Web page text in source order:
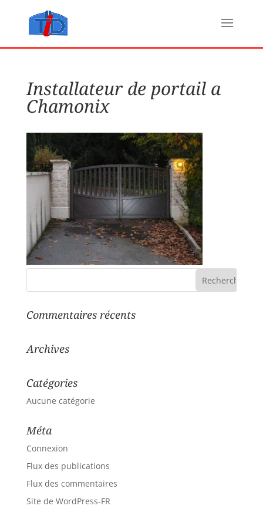
Installateur de portail a
Chamonix
Commentaires récents
Archives
Catégories
Aucune catégorie
Méta
Connexion
Flux des publications
Flux des commentaires
Site de WordPress-FR